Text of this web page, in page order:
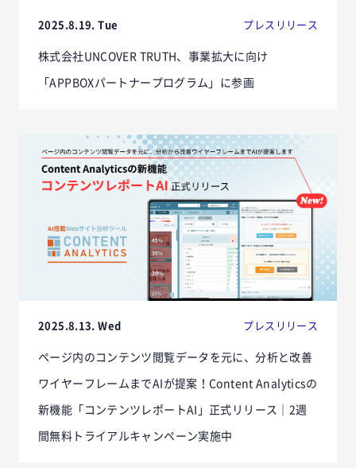
2025.8.19. Tue プレスリリース
株式会社UNCOVER TRUTH、事業拡大に向け
「APPBOXパートナープログラム」に参画
2025.8.13. Wed プレスリリース
ページ内のコンテンツ閲覧データを元に、分析と改善
ワイヤーフレームまでAIが提案！Content Analyticsの
新機能「コンテンツレポートAI」正式リリース｜2週
間無料トライアルキャンペーン実施中